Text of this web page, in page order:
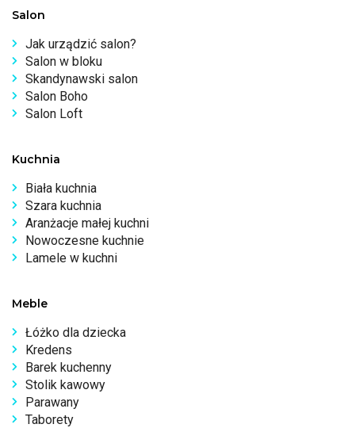
Salon
Jak urządzić salon?
Salon w bloku
Skandynawski salon
Salon Boho
Salon Loft
Kuchnia
Biała kuchnia
Szara kuchnia
Aranżacje małej kuchni
Nowoczesne kuchnie
Lamele w kuchni
Meble
Łóżko dla dziecka
Kredens
Barek kuchenny
Stolik kawowy
Parawany
Taborety